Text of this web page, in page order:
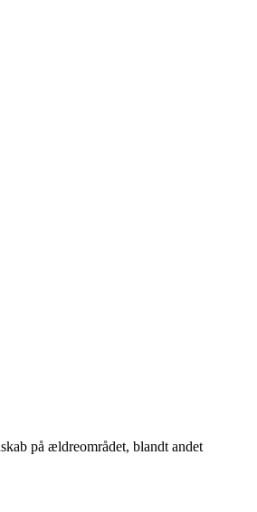
på ældreområdet, blandt andet